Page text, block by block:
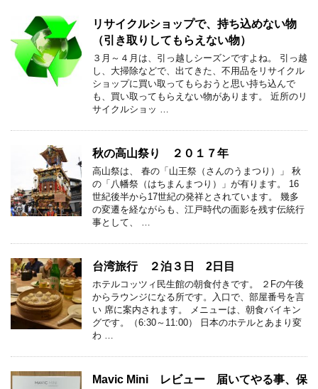
リサイクルショップで、持ち込めない物
（引き取りしてもらえない物）
３月～４月は、引っ越しシーズンですよね。 引っ越
し、大掃除などで、出てきた、不用品をリサイクル
ショップに買い取ってもらおうと思い持ち込んで
も、買い取ってもらえない物があります。 近所のリ
サイクルショッ …
秋の高山祭り ２０１７年
高山祭は、 春の「山王祭（さんのうまつり）」 秋
の「八幡祭（はちまんまつり）」が有ります。 16
世紀後半から17世紀の発祥とされています。 幾多
の変遷を経ながらも、江戸時代の面影を残す伝統行
事として、 …
台湾旅行 ２泊３日 2日目
ホテルコッツィ民生館の朝食付きです。 ２Fの午後
からラウンジになる所です。入口で、部屋番号を言
い 席に案内されます。 メニューは、朝食バイキン
グです。（6:30～11:00） 日本のホテルとあまり変
わ …
Mavic Mini レビュー 届いてやる事、保